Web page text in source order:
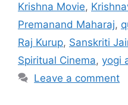
Krishna Movie,
Premanand Maharaj,
Raj Kurup, Sanskriti
Spiritual Cinema, yogi
Leave a comment